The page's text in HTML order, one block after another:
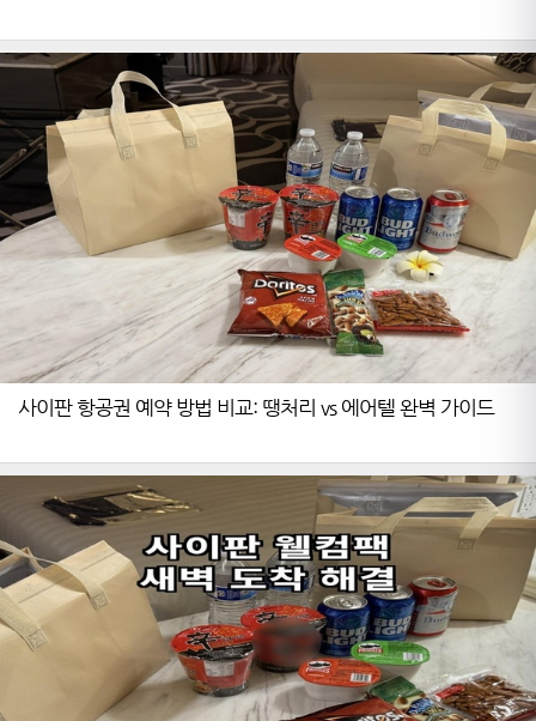
사이판 항공권 예약 방법 비교: 땡처리 vs 에어텔 완벽 가이드